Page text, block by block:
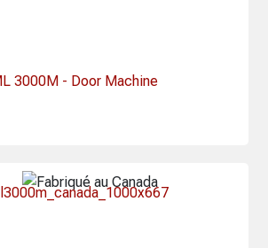
3000M - Door Machine